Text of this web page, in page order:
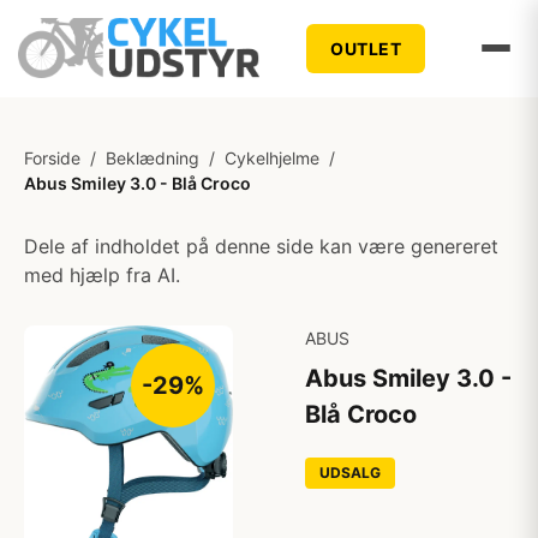
OUTLET
Forside / Beklædning / Cykelhjelme /
Abus Smiley 3.0 - Blå Croco
Dele af indholdet på denne side kan være genereret
med hjælp fra AI.
-29%
ABUS
Abus Smiley 3.0 -
Blå Croco
UDSALG